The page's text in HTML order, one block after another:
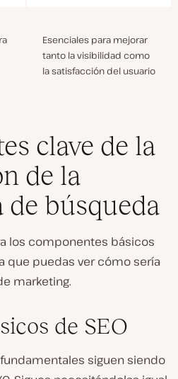
Esenciales para mejorar
tanto la visibilidad como
la satisfacción del usuario
clave de la
de la
búsqueda
los componentes básicos
que puedas ver cómo sería
marketing.
de SEO
siguen siendo